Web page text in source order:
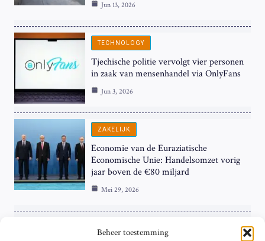
Beheer toestemming
Jun 13, 2026
TECHNOLOGY
Tjechische politie vervolgt vier personen
in zaak van mensenhandel via OnlyFans
Jun 3, 2026
ZAKELIJK
Economie van de Euraziatische
Economische Unie: Handelsomzet vorig
jaar boven de €80 miljard
Mei 29, 2026
ZAKELIJK